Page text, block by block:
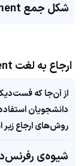
شکل جمع parchment چی میشه؟
ارجاع به لغت parchment
از آن‌جا که
دانشجویان
روش‌های ارجاع زیر
شیوه‌ی